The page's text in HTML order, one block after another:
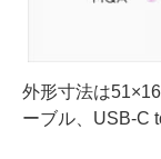
外形寸法は
ーブル、USB-C